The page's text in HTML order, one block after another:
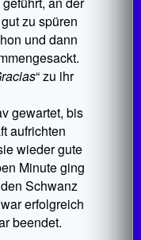
zu spüren
und dann
“ zu ihr
gewartet, bis
aufrichten
wieder gute
Minute ging
Schwanz
erfolgreich
beendet.